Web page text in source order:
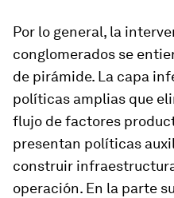
Por lo general, la
conglomerados se
de pirámide. La capa
políticas amplias que
flujo de factores
presentan políticas
construir
operación. En la parte